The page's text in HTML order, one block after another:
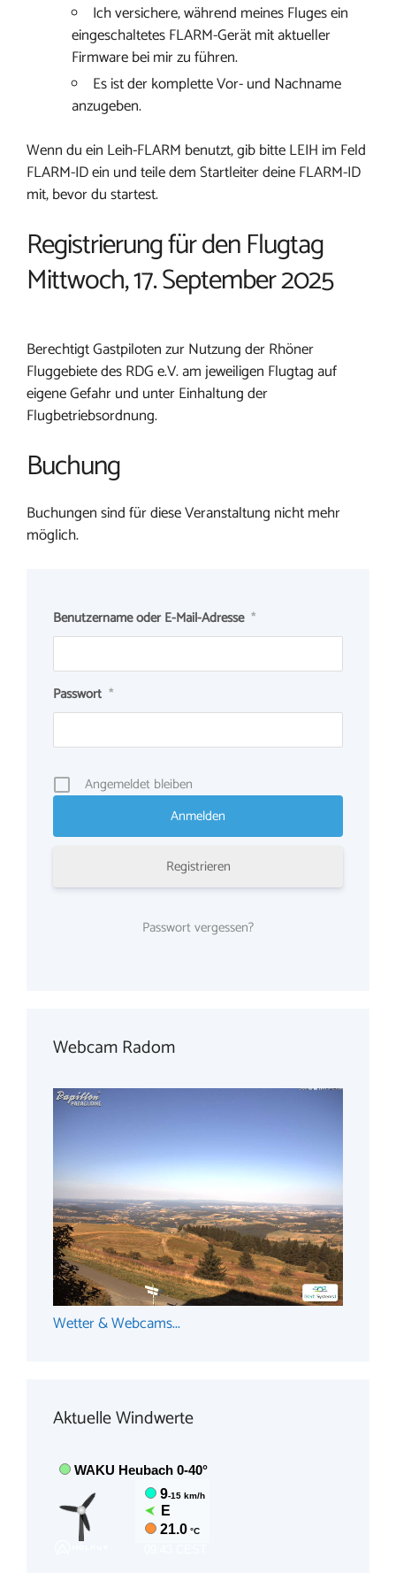
Ich versichere, während meines Fluges ein
eingeschaltetes FLARM-Gerät mit aktueller
Firmware bei mir zu führen.
Es ist der komplette Vor- und Nachname
anzugeben.
Wenn du ein Leih-FLARM benutzt, gib bitte LEIH im Feld
FLARM-ID ein und teile dem Startleiter deine FLARM-ID
mit, bevor du startest.
Registrierung für den Flugtag
Mittwoch, 17. September 2025
Berechtigt Gastpiloten zur Nutzung der Rhöner
Fluggebiete des RDG e.V. am jeweiligen Flugtag auf
eigene Gefahr und unter Einhaltung der
Flugbetriebsordnung.
Buchung
Buchungen sind für diese Veranstaltung nicht mehr
möglich.
Benutzername oder E-Mail-Adresse *
Passwort *
Angemeldet bleiben
Registrieren
Passwort vergessen?
Webcam Radom
Wetter & Webcams...
Aktuelle Windwerte